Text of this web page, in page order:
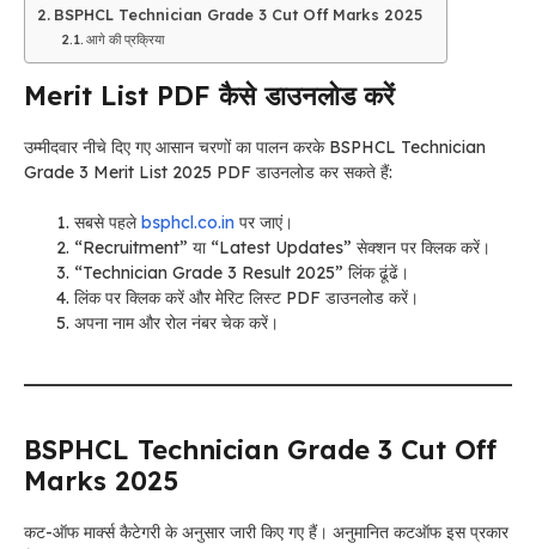
BSPHCL Technician Grade 3 Cut Off Marks 2025
आगे की प्रक्रिया
Merit List PDF कैसे डाउनलोड करें
उम्मीदवार नीचे दिए गए आसान चरणों का पालन करके BSPHCL Technician
Grade 3 Merit List 2025 PDF डाउनलोड कर सकते हैं:
सबसे पहलेbsphcl.co.in पर जाएं।
“Recruitment” या “Latest Updates” सेक्शन पर क्लिक करें।
“Technician Grade 3 Result 2025” लिंक ढूंढें।
लिंक पर क्लिक करें और मेरिट लिस्ट PDF डाउनलोड करें।
अपना नाम और रोल नंबर चेक करें।
BSPHCL Technician Grade 3 Cut Off
Marks 2025
कट-ऑफ मार्क्स कैटेगरी के अनुसार जारी किए गए हैं। अनुमानित कटऑफ इस प्रकार